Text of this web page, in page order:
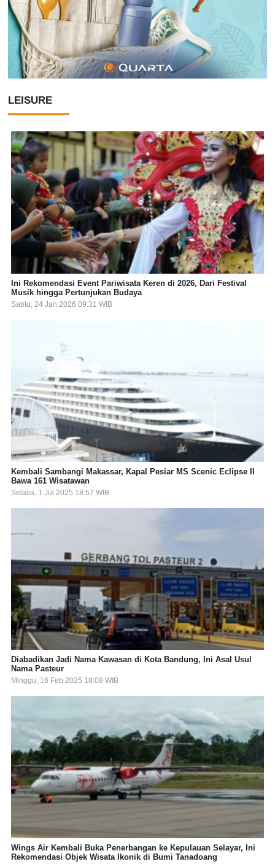
LEISURE
Ini Rekomendasi Event Pariwisata Keren di 2026, Dari Festival
Musik hingga Pertunjukan Budaya
Sabtu, 24 Jan 2026 09:31 WIB
Kembali Sambangi Makassar, Kapal Pesiar MS Scenic Eclipse II
Bawa 161 Wisatawan
Selasa, 1 Jul 2025 18:57 WIB
Diabadikan Jadi Nama Kawasan di Kota Bandung, Ini Asal Usul
Nama Pasteur
Minggu, 16 Feb 2025 18:08 WIB
Wings Air Kembali Buka Penerbangan ke Kepulauan Selayar, Ini
Rekomendasi Objek Wisata Ikonik di Bumi Tanadoang